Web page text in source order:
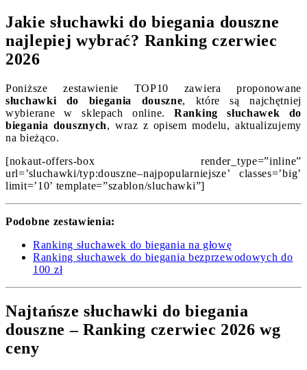
Jakie słuchawki do biegania douszne
najlepiej wybrać? Ranking czerwiec
2026
Poniższe zestawienie TOP10 zawiera proponowane
słuchawki do biegania douszne, które są najchętniej
wybierane w sklepach online.Ranking słuchawek do
biegania dousznych, wraz z opisem modelu, aktualizujemy
na bieżąco.
[nokaut-offers-box render_type=”inline”
url=’sluchawki/typ:douszne–najpopularniejsze’ classes=’big’
limit=’10’ template=”szablon/sluchawki”]
Podobne zestawienia:
Ranking słuchawek do biegania na głowę
Ranking słuchawek do biegania bezprzewodowych do
100 zł
Najtańsze słuchawki do biegania
douszne – Ranking czerwiec 2026 wg
ceny